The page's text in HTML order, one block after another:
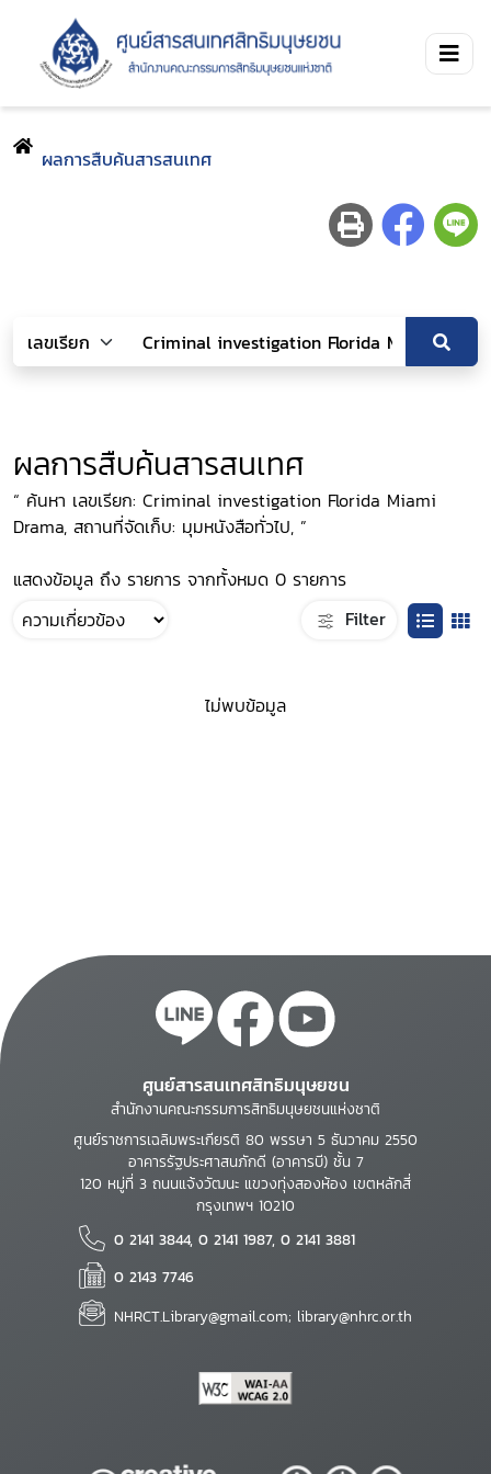
ผลการสืบค้นสารสนเทศ
ผลการสืบค้นสารสนเทศ
“ ค้นหา เลขเรียก: Criminal investigation Florida Miami
Drama, สถานที่จัดเก็บ: มุมหนังสือทั่วไป, ”
แสดงข้อมูล ถึง รายการ จากทั้งหมด 0 รายการ
Filter
ไม่พบข้อมูล
ศูนย์สารสนเทศสิทธิมนุษยชน
สำนักงานคณะกรรมการสิทธิมนุษยชนแห่งชาติ
ศูนย์ราชการเฉลิมพระเกียรติ 80 พรรษา 5 ธันวาคม 2550
อาคารรัฐประศาสนภักดี (อาคารบี) ชั้น 7
120 หมู่ที่ 3 ถนนแจ้งวัฒนะ แขวงทุ่งสองห้อง เขตหลักสี่
กรุงเทพฯ 10210
0 2141 3844, 0 2141 1987, 0 2141 3881
0 2143 7746
NHRCT.Library@gmail.com; library@nhrc.or.th